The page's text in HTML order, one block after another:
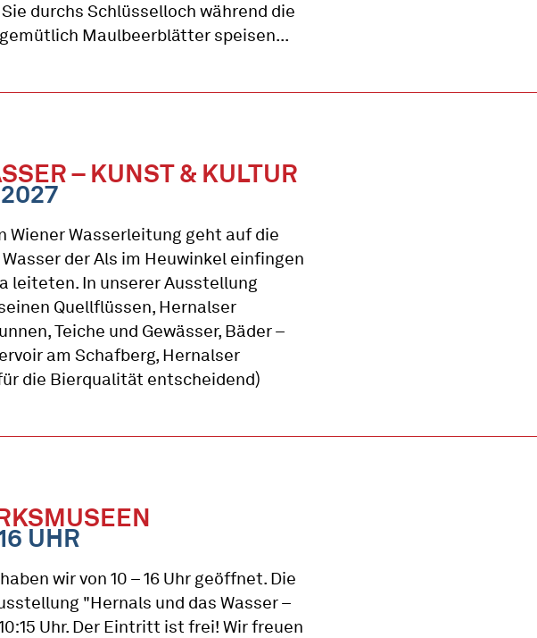
durchs Schlüsselloch während die
Maulbeerblätter speisen...
– KUNST & KULTUR
Wiener Wasserleitung geht auf die
der Als im Heuwinkel einfingen
leiteten. In unserer Ausstellung
Quellflüssen, Hernalser
Teiche und Gewässer, Bäder –
am Schafberg, Hernalser
die Bierqualität entscheidend)
UHR
wir von 10 – 16 Uhr geöffnet. Die
"Hernals und das Wasser –
Uhr. Der Eintritt ist frei! Wir freuen